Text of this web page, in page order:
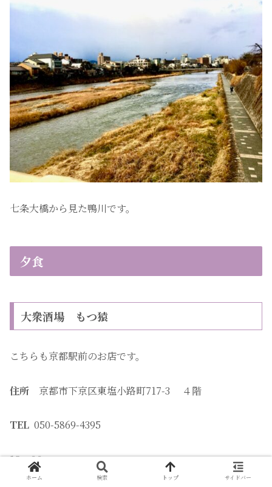
七条大橋から見た鴨川です。
夕食
大衆酒場 もつ猿
こちらも京都駅前のお店です。
住所 京都市下京区東塩小路町717-3 ４階
TEL 050-5869-4395
18：00
ホーム 検索 トップ サイドバー